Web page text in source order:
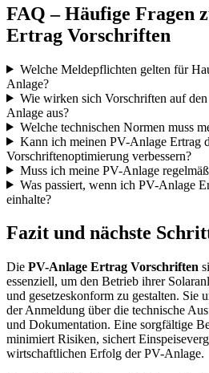
FAQ – Häufige Fragen
Ertrag Vorschriften
Welche Meldepflichten gelten für
Anlage?
Wie wirken sich Vorschriften auf
Anlage aus?
Welche technischen Normen muss
Kann ich meinen PV-Anlage Ertrag
Vorschriftenoptimierung verbessern?
Muss ich meine PV-Anlage
Was passiert, wenn ich PV-Anlage
einhalte?
Fazit und nächste
Die PV-Anlage Ertrag Vorschriften
essenziell, um den Betrieb ihrer
und gesetzeskonform zu gestalten. Sie
der Anmeldung über die technische
und Dokumentation. Eine sorgfältige
minimiert Risiken, sichert
wirtschaftlichen Erfolg der PV-Anlage.